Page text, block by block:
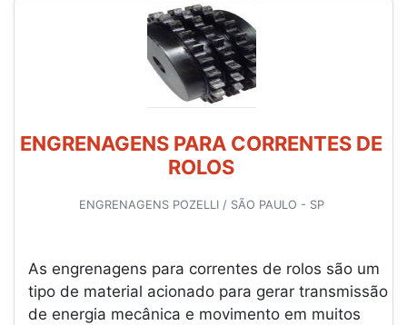
ENGRENAGENS PARA CORRENTES DE
ROLOS
ENGRENAGENS POZELLI / SÃO PAULO - SP
As engrenagens para correntes de rolos são um
tipo de material acionado para gerar transmissão
de energia mecânica e movimento em muitos